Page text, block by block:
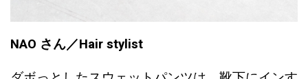
NAO さん／Hair stylist